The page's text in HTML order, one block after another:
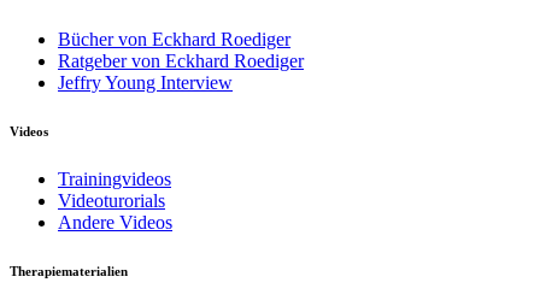
Bücher von Eckhard Roediger
Ratgeber von Eckhard Roediger
Jeffry Young Interview
Videos
Trainingvideos
Videoturorials
Andere Videos
Therapiematerialien